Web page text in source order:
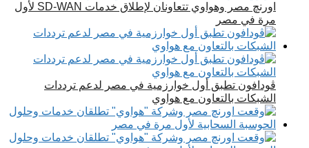
اورنچ مصر وهواوي تتعاونان لإطلاق خدمات SD-WAN لأول
مرة في مصر
ڤودافون تطبق أول خوارزمية في مصر لدعم ترددات
الشبكات بالتعاون مع هواوي